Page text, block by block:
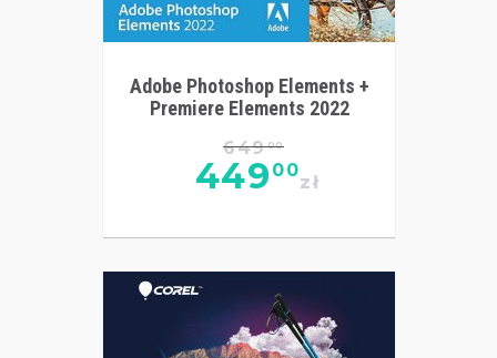
Adobe Photoshop Elements +
Premiere Elements 2022
64900
449 00
zł